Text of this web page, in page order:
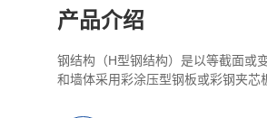
产品介绍
钢结构（H型钢结构）是以等截面或
和墙体采用彩涂压型钢板或彩钢夹芯